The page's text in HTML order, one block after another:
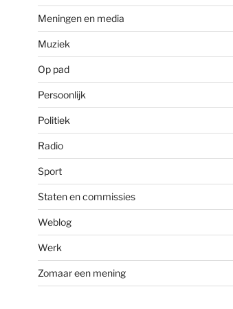
Meningen en media
Muziek
Op pad
Persoonlijk
Politiek
Radio
Sport
Staten en commissies
Weblog
Werk
Zomaar een mening